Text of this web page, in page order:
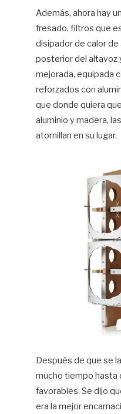
Además, ahora hay
fresado, filtros que
disipador de calor de
posterior del altavoz
mejorada, equipada
reforzados con
que donde quiera
aluminio y madera,
atornillan en su lugar.
Después de que se
mucho tiempo hasta
favorables. Se dijo
era la mejor